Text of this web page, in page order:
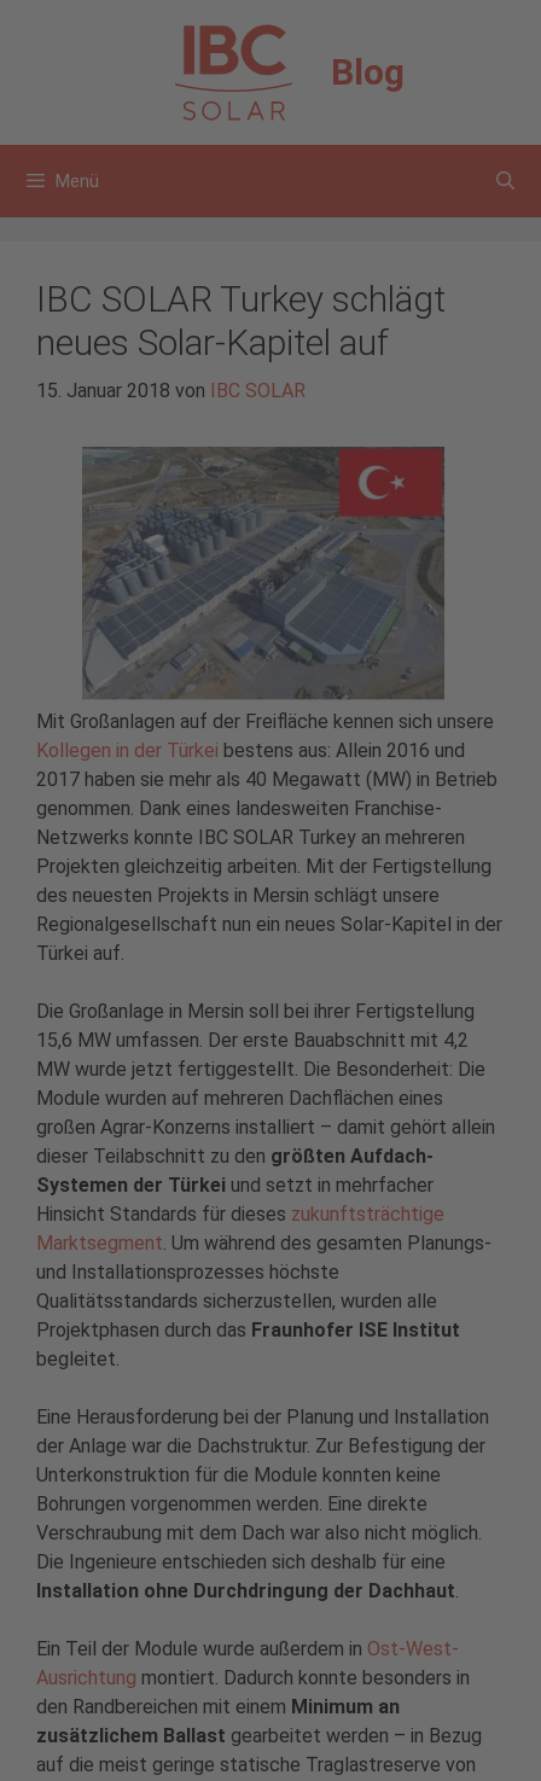
Blog
Menü
IBC SOLAR Turkey schlägt
neues Solar-Kapitel auf
15. Januar 2018 von IBC SOLAR
Mit Großanlagen auf der Freifläche kennen sich unsere
Kollegen in der Türkei bestens aus: Allein 2016 und
2017 haben sie mehr als 40 Megawatt (MW) in Betrieb
genommen. Dank eines landesweiten Franchise-
Netzwerks konnte IBC SOLAR Turkey an mehreren
Projekten gleichzeitig arbeiten. Mit der Fertigstellung
des neuesten Projekts in Mersin schlägt unsere
Regionalgesellschaft nun ein neues Solar-Kapitel in der
Türkei auf.
Die Großanlage in Mersin soll bei ihrer Fertigstellung
15,6 MW umfassen. Der erste Bauabschnitt mit 4,2
MW wurde jetzt fertiggestellt. Die Besonderheit: Die
Module wurden auf mehreren Dachflächen eines
großen Agrar-Konzerns installiert – damit gehört allein
dieser Teilabschnitt zu den größten Aufdach-
Systemen der Türkei und setzt in mehrfacher
Hinsicht Standards für dieses zukunftsträchtige
Marktsegment. Um während des gesamten Planungs-
und Installationsprozesses höchste
Qualitätsstandards sicherzustellen, wurden alle
Projektphasen durch das Fraunhofer ISE Institut
begleitet.
Eine Herausforderung bei der Planung und Installation
der Anlage war die Dachstruktur. Zur Befestigung der
Unterkonstruktion für die Module konnten keine
Bohrungen vorgenommen werden. Eine direkte
Verschraubung mit dem Dach war also nicht möglich.
Die Ingenieure entschieden sich deshalb für eine
Installation ohne Durchdringung der Dachhaut.
Ein Teil der Module wurde außerdem in Ost-West-
Ausrichtung montiert. Dadurch konnte besonders in
den Randbereichen mit einem Minimum an
zusätzlichem Ballast gearbeitet werden – in Bezug
auf die meist geringe statische Traglastreserve von